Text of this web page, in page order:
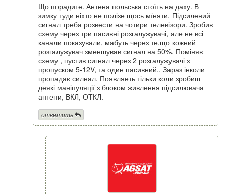
Що порадите. Антена польська стоїть на даху. В
зимку туди ніхто не полізе щось мїняти. Підсилений
сигнал треба розвести на чотири телевізори. Зробив
схему через три пасивні розгалужувачі, але не всі
канали показували, мабуть через те,що кожний
розгалужувач зменшував сигнал на 50%. Поміняв
схему , пустив сигнал через 2 розгалужувачі з
пропуском 5-12V, та один пасивний.. Зараз інколи
пропадає силнал. Появляеть тільки коли зробиш
деякі маніпуляції з блоком живлення підсилювача
антени, ВКЛ, ОТКЛ.
ответить